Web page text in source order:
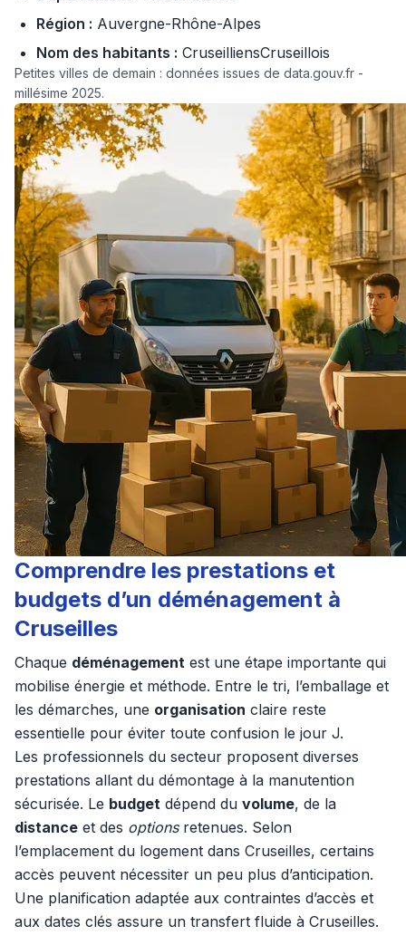
Région : Auvergne-Rhône-Alpes
Nom des habitants : CruseilliensCruseillois
Petites villes de demain : données issues de data.gouv.fr -
millésime 2025.
Comprendre les prestations et
budgets d’un déménagement à
Cruseilles
Chaque déménagement est une étape importante qui
mobilise énergie et méthode. Entre le tri, l’emballage et
les démarches, une organisation claire reste
essentielle pour éviter toute confusion le jour J.
Les professionnels du secteur proposent diverses
prestations allant du démontage à la manutention
sécurisée. Le budget dépend du volume, de la
distance et des optionsretenues. Selon
l’emplacement du logement dans Cruseilles, certains
accès peuvent nécessiter un peu plus d’anticipation.
Une planification adaptée aux contraintes d’accès et
aux dates clés assure un transfert fluide à Cruseilles.